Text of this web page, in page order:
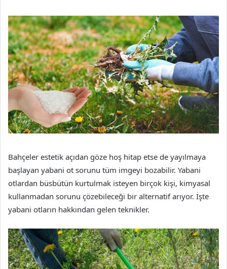
Bahçeler estetik açıdan göze hoş hitap etse de yayılmaya
başlayan yabani ot sorunu tüm imgeyi bozabilir. Yabani
otlardan büsbütün kurtulmak isteyen birçok kişi, kimyasal
kullanmadan sorunu çözebileceği bir alternatif arıyor. İşte
yabani otların hakkından gelen teknikler.